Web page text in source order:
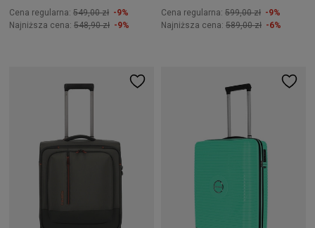
Cena regularna: 549,00 zł -9%
Najniższa cena: 548,90 zł -9%
Cena regularna: 599,00 zł -9%
Najniższa cena: 589,00 zł -6%